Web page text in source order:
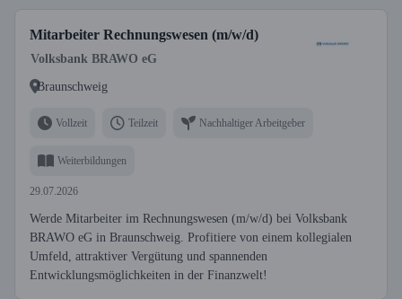
Mitarbeiter Rechnungswesen (m/w/d)
Volksbank BRAWO eG
Braunschweig
Vollzeit Teilzeit Nachhaltiger Arbeitgeber
Weiterbildungen
29.07.2026
Werde Mitarbeiter im Rechnungswesen (m/w/d) bei Volksbank
BRAWO eG in Braunschweig. Profitiere von einem kollegialen
Umfeld, attraktiver Vergütung und spannenden
Entwicklungsmöglichkeiten in der Finanzwelt!